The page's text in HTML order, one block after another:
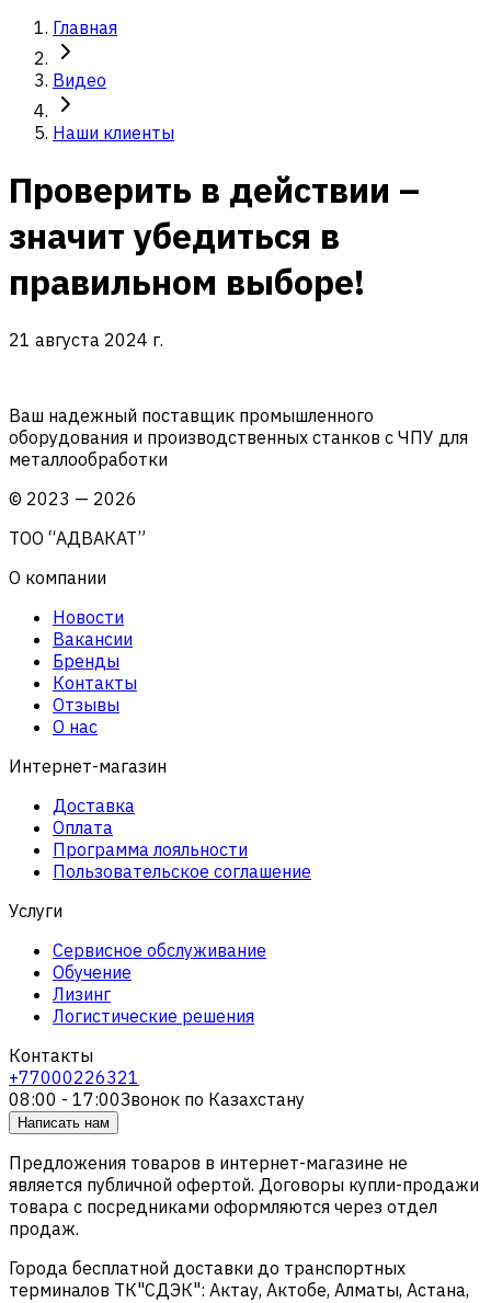
Главная
Видео
Наши клиенты
Проверить в действии –
значит убедиться в
правильном выборе!
21 августа 2024 г.
Ваш надежный поставщик промышленного
оборудования и производственных станков с ЧПУ для
металлообработки
© 2023 — 2026
ТОО “АДВАКАТ”
О компании
Новости
Вакансии
Бренды
Контакты
Отзывы
О нас
Интернет-магазин
Доставка
Оплата
Программа лояльности
Пользовательское соглашение
Услуги
Сервисное обслуживание
Обучение
Лизинг
Логистические решения
Контакты
+77000226321
08:00 - 17:00Звонок по Казахстану
Написать нам
Предложения товаров в интернет-магазине не
является публичной офертой. Договоры купли-продажи
товара с посредниками оформляются через отдел
продаж.
Города бесплатной доставки до транспортных
терминалов ТК"СДЭК": Актау, Актобе, Алматы, Астана,